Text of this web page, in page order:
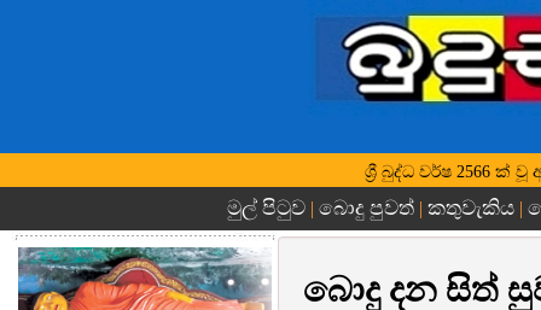
ශ්‍රී බුද්ධ වර්ෂ 2566 ක්
මුල් පිටුව | බොදු පුවත්| කතුවැකිය|
බොදු දන සිත්